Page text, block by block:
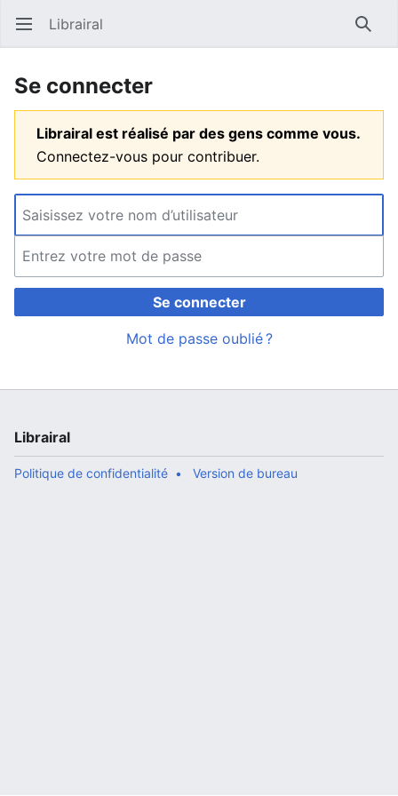
Ouvrir le menu principal Librairal
Se connecter
Librairal est réalisé par des gens comme vous.
Connectez-vous pour contribuer.
Se connecter
Mot de passe oublié ?
Librairal
Politique de confidentialité Version de bureau